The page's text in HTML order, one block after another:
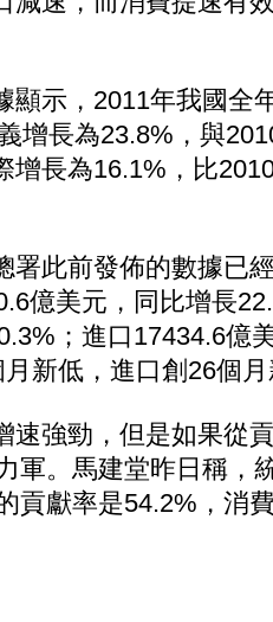
示，2011年我國全
增長為23.8%，與
增長為16.1%，比
此前發佈的數據已
億美元，同比增長
；進口17434.6億
新低，進口創26個
強勁，但是如果從
軍。馬建堂昨日稱，
貢獻率是54.2%，消